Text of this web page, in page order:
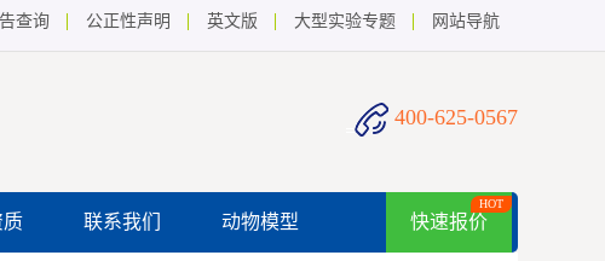
查询 公正性声明 英文版 大型实验专题 网站导航
400-625-0567
质 联系我们 动物模型 快速报价
HOT